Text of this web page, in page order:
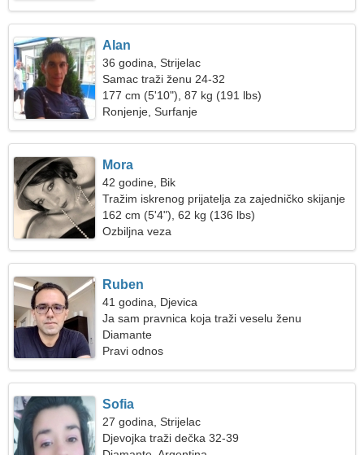
Alan
36 godina, Strijelac
Samac traži ženu 24-32
177 cm (5'10"), 87 kg (191 lbs)
Ronjenje, Surfanje
Mora
42 godine, Bik
Tražim iskrenog prijatelja za zajedničko skijanje
162 cm (5'4"), 62 kg (136 lbs)
Ozbiljna veza
Ruben
41 godina, Djevica
Ja sam pravnica koja traži veselu ženu
Diamante
Pravi odnos
Sofia
27 godina, Strijelac
Djevojka traži dečka 32-39